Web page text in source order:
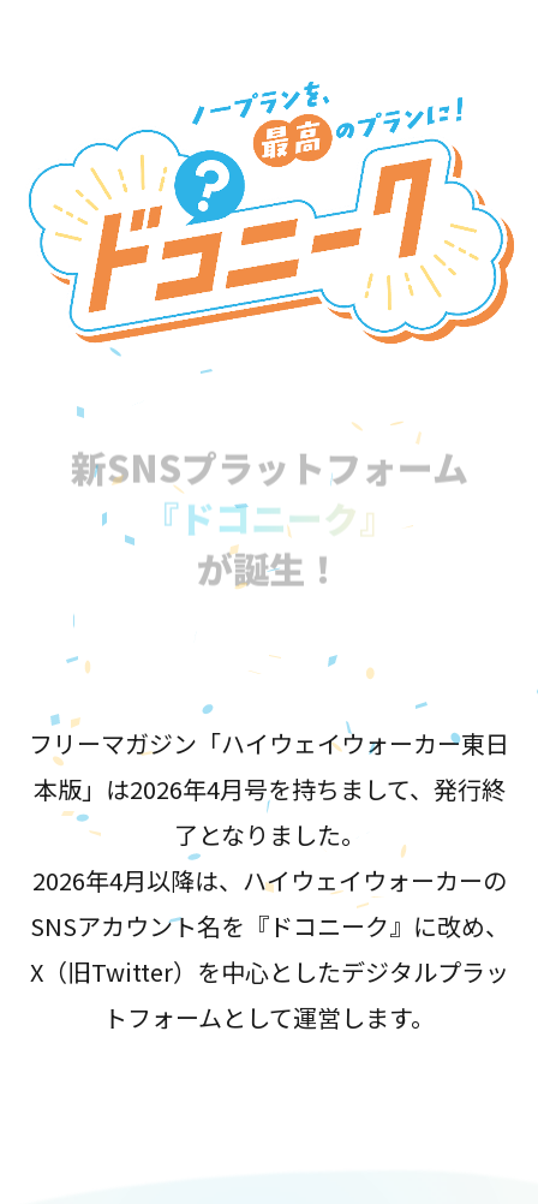
新SNSプラットフォーム
『ドコニーク』
が誕生！
フリーマガジン「ハイウェイウォーカー東日
本版」は2026年4月号を持ちまして、発行終
了となりました。
2026年4月以降は、ハイウェイウォーカーの
SNSアカウント名を『ドコニーク』に改め、
X（旧Twitter）を中心としたデジタルプラッ
トフォームとして運営します。